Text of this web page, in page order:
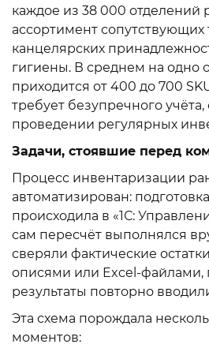
каждое из 38 000 отделений
ассортимент сопутствующих
канцелярских
гигиены. В среднем на одно
приходится от 400 до 700
требует безупречного
проведении регулярных
Задачи, стоявшие перед
Процесс инвентаризации
автоматизирован:
происходила в «1С:
сам пересчёт выполнялся
сверяли фактические
описями или Excel-файлами,
результаты повторно
Эта схема порождала
моментов: